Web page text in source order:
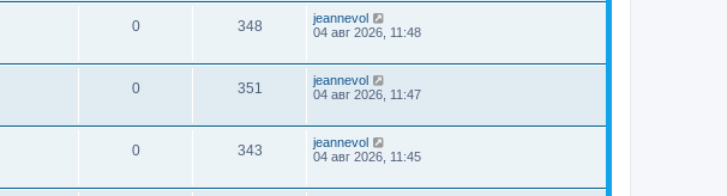
0 348
jeannevol
04 авг 2026, 11:48
0 351
jeannevol
04 авг 2026, 11:47
0 343
jeannevol
04 авг 2026, 11:45